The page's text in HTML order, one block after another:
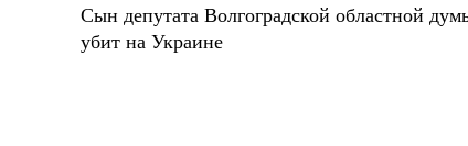
Сын депутата Волгоградской областной
убит на Украине